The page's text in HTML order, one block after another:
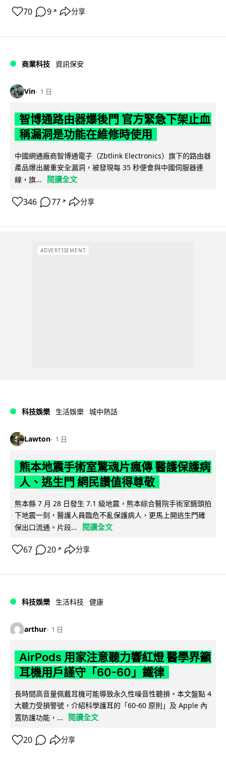
70 9 ↗ 分享
商業科技 資訊保安
Vin 1 日
智博通路由器爆後門 官方緊急下架止血
稱漏洞是功能在維修時使用
中國網通廠商智博通電子（Zbtlink Electronics）旗下的路由器
產品爆出嚴重安全漏洞，被發現每 35 秒便會與中國伺服器連
線，旗...
閱讀全文
346 77 ↗ 分享
ADVERTISEMENT
科技娛樂 生活娛樂 城中熱話
Lawton 1 日
熊本地震手術室驚魂片瘋傳 醫護保護病
人、逃生門 網民讚值得尊敬
熊本縣 7 月 28 日發生 7.1 級地震，熊本綜合醫院手術室鏡頭拍
下地震一刻，醫護人員臨危不亂保護病人，更馬上開逃生門確
保出口流通。片段...
閱讀全文
67 20 ↗ 分享
科技娛樂 生活科技 健康
arthur 1 日
AirPods 用家注意聽力響紅燈 醫學界籲
耳機用戶謹守「60-60」鐵律
長時間高音量佩戴耳機可能導致永久性噪音性聽損。本文盤點 4
大聽力受損警號，介紹科學護耳的「60-60 原則」及 Apple 內
置防護功能，...
閱讀全文
20 分享